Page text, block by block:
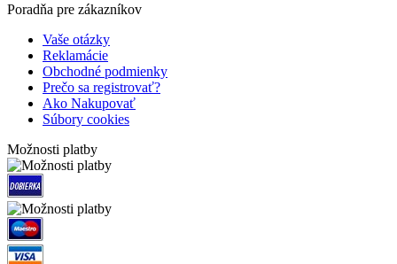
Poradňa pre zákazníkov
Vaše otázky
Reklamácie
Obchodné podmienky
Prečo sa registrovať?
Ako Nakupovať
Súbory cookies
Možnosti platby